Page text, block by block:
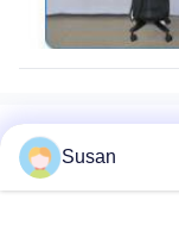
Tag:
Macchina di
Susan